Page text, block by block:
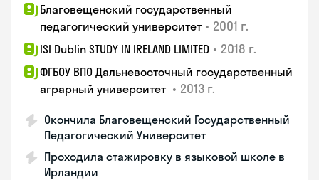
Благовещенский государственный
педагогический университет • 2001 г.
ISI Dublin STUDY IN IRELAND LIMITED • 2018 г.
ФГБОУ ВПО Дальневосточный государственный
аграрный университет • 2013 г.
Окончила Благовещенский Государственный
Педагогический Университет
Проходила стажировку в языковой школе в
Ирландии